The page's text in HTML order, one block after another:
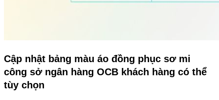
Cập nhật bảng màu áo đồng phục sơ mi
công sở ngân hàng OCB khách hàng có thể
tùy chọn